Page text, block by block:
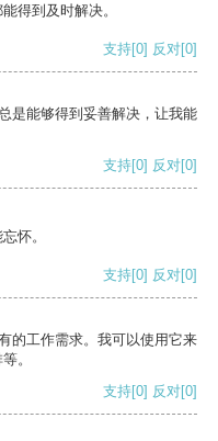
得到及时解决。
支持[0] 反对[0]
是能够得到妥善解决，让我能
支持[0] 反对[0]
怀。
支持[0] 反对[0]
的工作需求。我可以使用它来
。
支持[0] 反对[0]